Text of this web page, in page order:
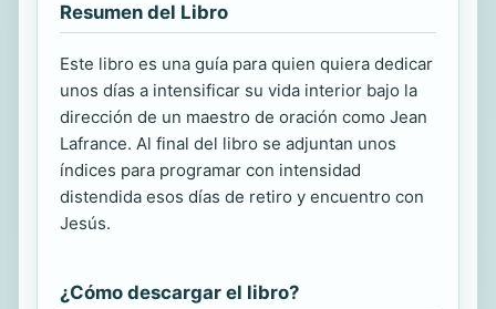
Resumen del Libro
Este libro es una guía para quien quiera dedicar
unos días a intensificar su vida interior bajo la
dirección de un maestro de oración como Jean
Lafrance. Al final del libro se adjuntan unos
índices para programar con intensidad
distendida esos días de retiro y encuentro con
Jesús.
¿Cómo descargar el libro?